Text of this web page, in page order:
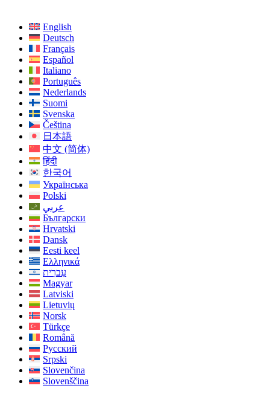
English
Deutsch
Français
Español
Italiano
Português
Nederlands
Suomi
Svenska
Čeština
日本語
中文 (简体)
हिंदी
한국어
Українська
Polski
عربي
Български
Hrvatski
Dansk
Eesti keel
Ελληνικά
עִברִית
Magyar
Latviski
Lietuvių
Norsk
Türkçe
Română
Русский
Srpski
Slovenčina
Slovenščina